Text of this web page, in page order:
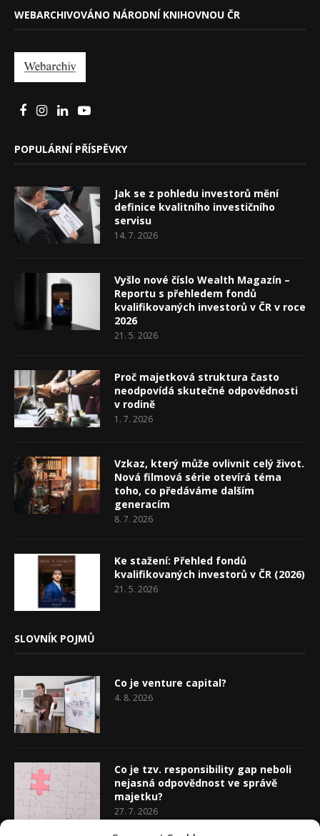
WEBARCHIVOVÁNO NÁRODNÍ KNIHOVNOU ČR
POPULÁRNÍ PŘÍSPĚVKY
Jak se z pohledu investorů mění
definice kvalitního investičního
servisu
14. 7. 2026
Vyšlo nové číslo Wealth Magazín –
Reportu s přehledem fondů
kvalifikovaných investorů v ČR v roce
2026
21. 5. 2026
Proč majetková struktura často
neodpovídá skutečné odpovědnosti
v rodině
1. 7. 2026
Vzkaz, který může ovlivnit celý život.
Nová filmová série otevírá téma
toho, co předáváme dalším
generacím
8. 7. 2026
Ke stažení: Přehled fondů
kvalifikovaných investorů v ČR (2026)
21. 5. 2026
SLOVNÍK POJMŮ
Co je venture capital?
4. 8. 2026
Co je tzv. responsibility gap neboli
nejasná odpovědnost ve správě
majetku?
27. 7. 2026